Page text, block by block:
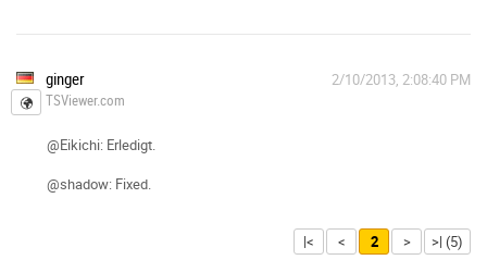
ginger
TSViewer.com
2/10/2013, 2:08:40 PM
@Eikichi: Erledigt.
@shadow: Fixed.
|< < 2 > >| (5)